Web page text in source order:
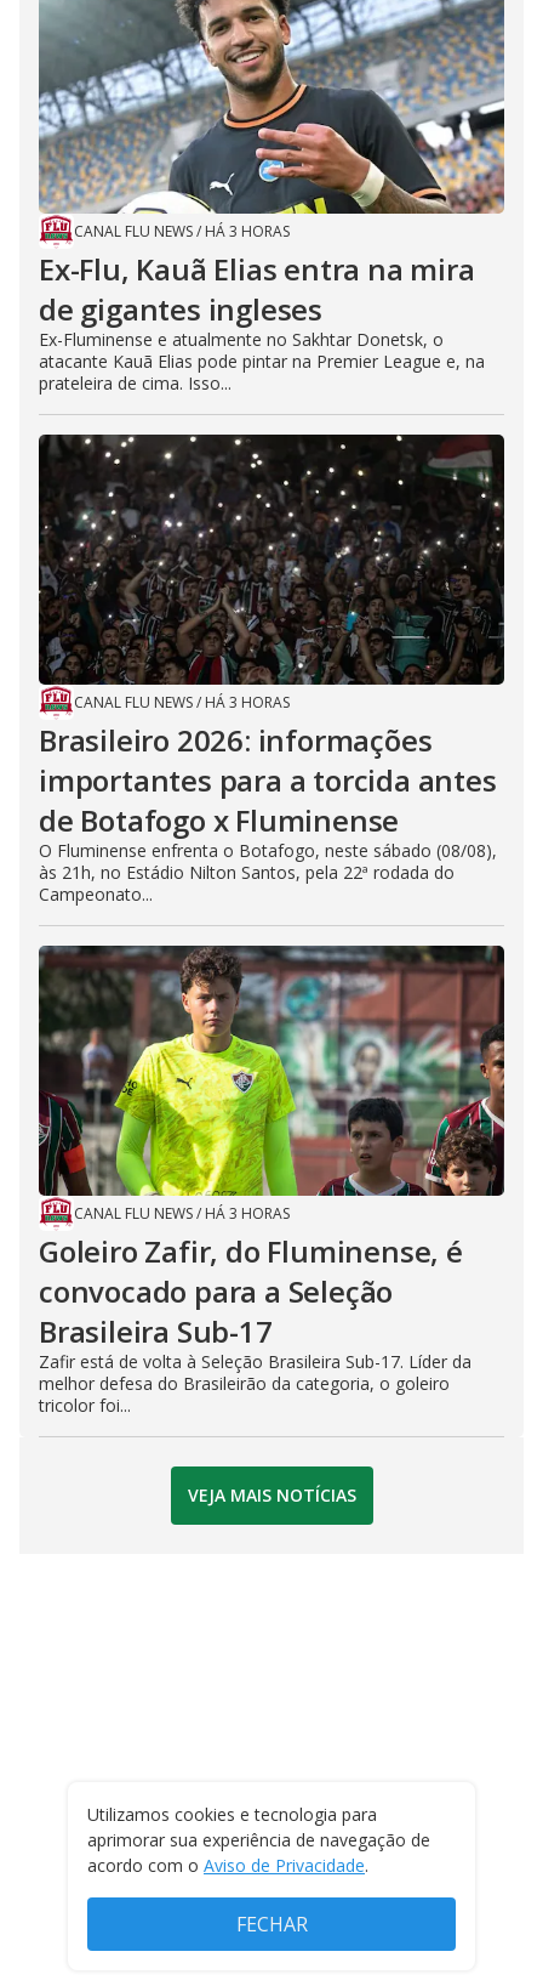
CANAL FLU NEWS/ HÁ 3 HORAS
Ex-Flu, Kauã Elias entra na mira
de gigantes ingleses
Ex-Fluminense e atualmente no Sakhtar Donetsk, o
atacante Kauã Elias pode pintar na Premier League e, na
prateleira de cima. Isso...
CANAL FLU NEWS/ HÁ 3 HORAS
Brasileiro 2026: informações
importantes para a torcida antes
de Botafogo x Fluminense
O Fluminense enfrenta o Botafogo, neste sábado (08/08),
às 21h, no Estádio Nilton Santos, pela 22ª rodada do
Campeonato...
CANAL FLU NEWS/ HÁ 3 HORAS
Goleiro Zafir, do Fluminense, é
convocado para a Seleção
Brasileira Sub-17
Zafir está de volta à Seleção Brasileira Sub-17. Líder da
melhor defesa do Brasileirão da categoria, o goleiro
tricolor foi...
VEJA MAIS NOTÍCIAS
Utilizamos cookies e tecnologia para
aprimorar sua experiência de navegação de
acordo com o Aviso de Privacidade.
FECHAR